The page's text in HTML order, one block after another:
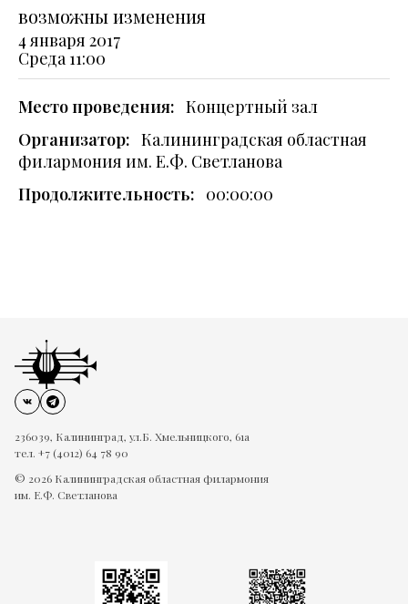
возможны изменения
4 января 2017
Среда 11:00
Место проведения: Концертный зал
Организатор: Калининградская областная
филармония им. Е.Ф. Светланова
Продолжительность: 00:00:00
236039, Калининград, ул.Б. Хмельницкого, 61а
тел. +7 (4012) 64 78 90
© 2026 Калининградская областная филармония
им. Е.Ф. Светланова